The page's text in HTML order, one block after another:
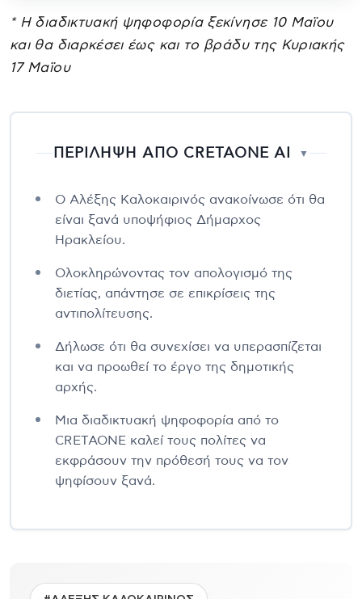
* Η διαδικτυακή ψηφοφορία ξεκίνησε 10 Μαϊου
και θα διαρκέσει έως και το βράδυ της Κυριακής
17 Μαϊου
ΠΕΡΙΛΗΨΗ ΑΠΟ CRETAONE AI ▼
Ο Αλέξης Καλοκαιρινός ανακοίνωσε ότι θα
είναι ξανά υποψήφιος Δήμαρχος
Ηρακλείου.
Ολοκληρώνοντας τον απολογισμό της
διετίας, απάντησε σε επικρίσεις της
αντιπολίτευσης.
Δήλωσε ότι θα συνεχίσει να υπερασπίζεται
και να προωθεί το έργο της δημοτικής
αρχής.
Μια διαδικτυακή ψηφοφορία από το
CRETAONE καλεί τους πολίτες να
εκφράσουν την πρόθεσή τους να τον
ψηφίσουν ξανά.